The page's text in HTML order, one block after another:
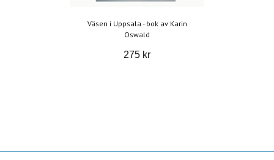
Väsen i Uppsala - bok av Karin
Oswald
275 kr